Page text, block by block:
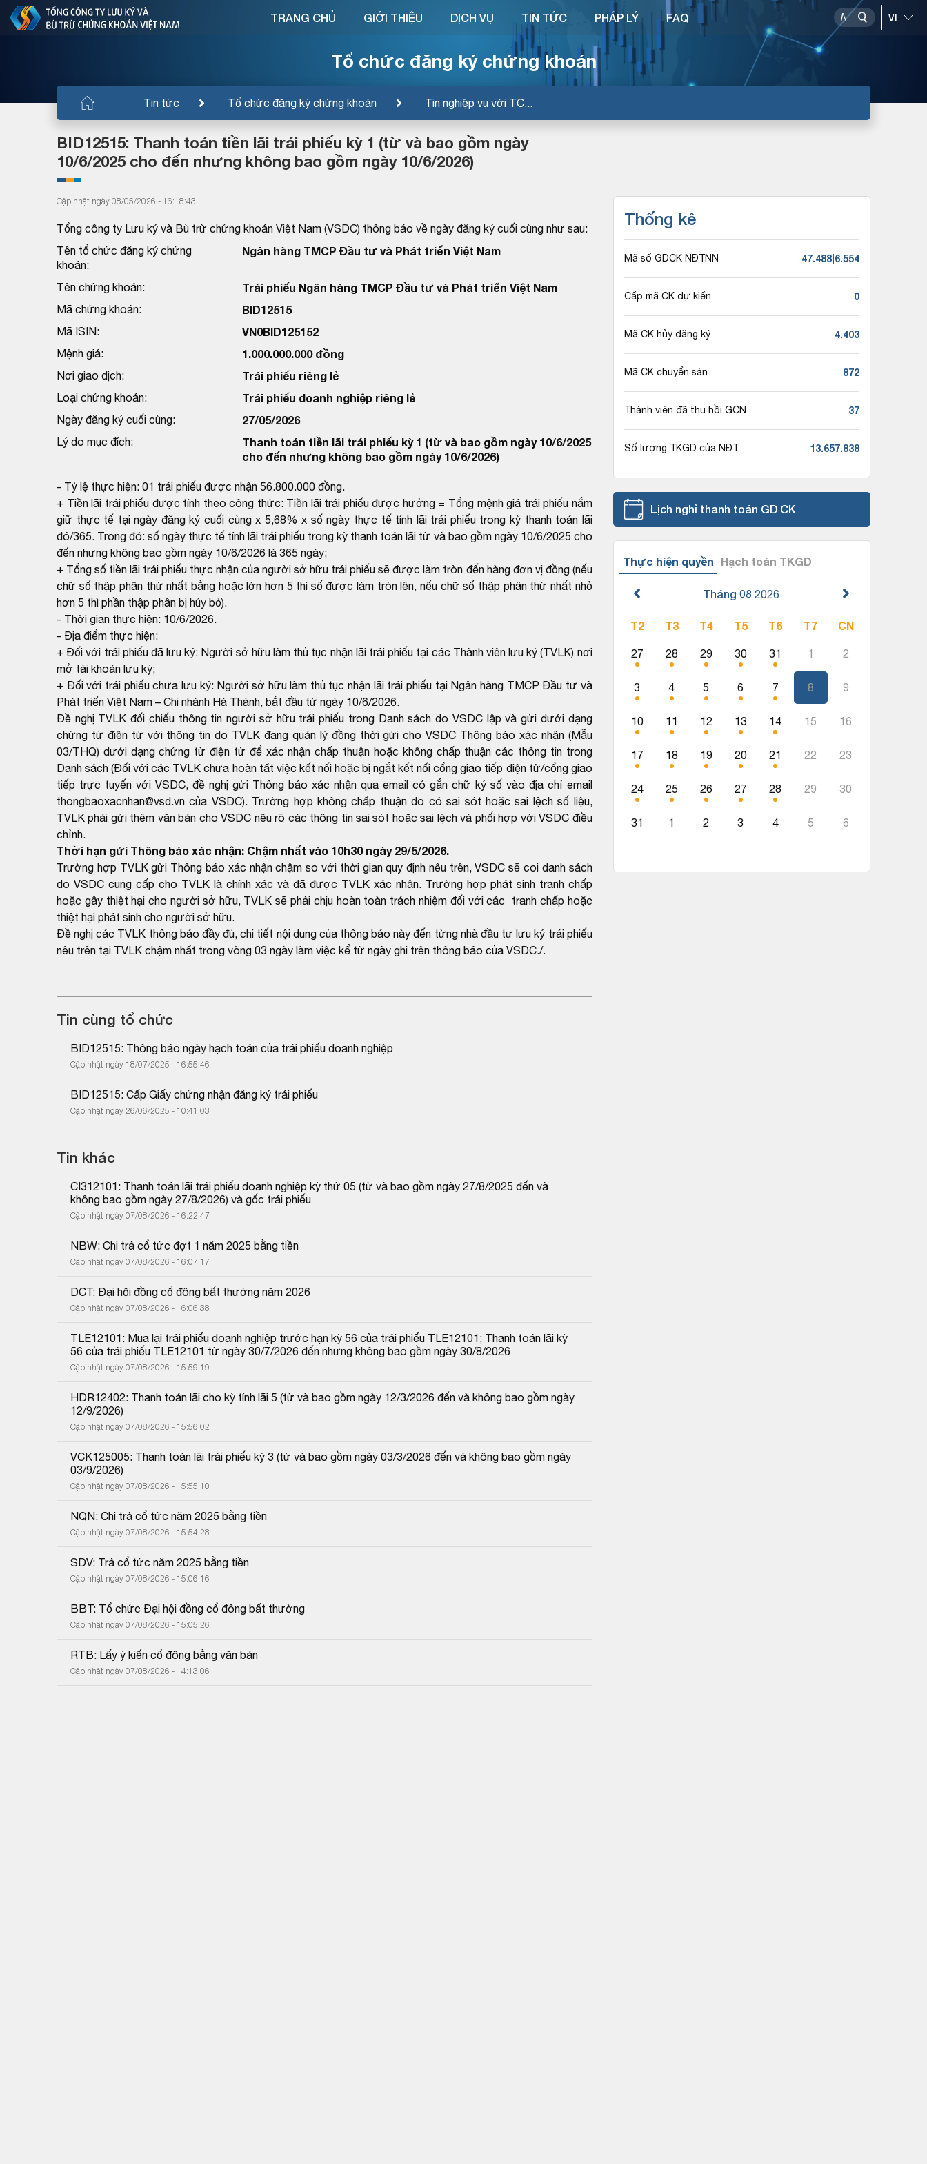
Tổ chức đăng ký chứng khoán
Tin tức Tổ chức đăng ký chứng khoán Tin nghiệp vụ với TC...
TRANG CHỦ GIỚI THIỆU DỊCH VỤ TIN TỨC PHÁP LÝ FAQ
BID12515: Thanh toán tiền lãi trái phiếu kỳ 1 (từ và bao gồm ngày
10/6/2025 cho đến nhưng không bao gồm ngày 10/6/2026)
Cập nhật ngày 08/05/2026 - 16:18:43
Tổng công ty Lưu ký và Bù trừ chứng khoán Việt Nam (VSDC) thông báo về ngày đăng ký cuối cùng như sau:
Tên tổ chức đăng ký chứng
khoán:
Ngân hàng TMCP Đầu tư và Phát triển Việt Nam
Tên chứng khoán: Trái phiếu Ngân hàng TMCP Đầu tư và Phát triển Việt Nam
Mã chứng khoán: BID12515
Mã ISIN: VN0BID125152
Mệnh giá: 1.000.000.000 đồng
Nơi giao dịch: Trái phiếu riêng lẻ
Loại chứng khoán: Trái phiếu doanh nghiệp riêng lẻ
Ngày đăng ký cuối cùng: 27/05/2026
Lý do mục đích:
Thanh toán tiền lãi trái phiếu kỳ 1 (từ và bao gồm ngày 10/6/2025
cho đến nhưng không bao gồm ngày 10/6/2026)
- Tỷ lệ thực hiện: 01 trái phiếu được nhận 56.800.000 đồng.
+ Tiền lãi trái phiếu được tính theo công thức: Tiền lãi trái phiếu được hưởng = Tổng mệnh giá trái phiếu nắm
giữ thực tế tại ngày đăng ký cuối cùng x 5,68% x số ngày thực tế tính lãi trái phiếu trong kỳ thanh toán lãi
đó/365. Trong đó: số ngày thực tế tính lãi trái phiếu trong kỳ thanh toán lãi từ và bao gồm ngày 10/6/2025 cho
đến nhưng không bao gồm ngày 10/6/2026 là 365 ngày;
+ Tổng số tiền lãi trái phiếu thực nhận của người sở hữu trái phiếu sẽ được làm tròn đến hàng đơn vị đồng (nếu
chữ số thập phân thứ nhất bằng hoặc lớn hơn 5 thì số được làm tròn lên, nếu chữ số thập phân thứ nhất nhỏ
hơn 5 thì phần thập phân bị hủy bỏ).
- Thời gian thực hiện: 10/6/2026.
- Địa điểm thực hiện:
+ Đối với trái phiếu đã lưu ký: Người sở hữu làm thủ tục nhận lãi trái phiếu tại các Thành viên lưu ký (TVLK) nơi
mở tài khoản lưu ký;
+ Đối với trái phiếu chưa lưu ký: Người sở hữu làm thủ tục nhận lãi trái phiếu tại Ngân hàng TMCP Đầu tư và
Phát triển Việt Nam – Chi nhánh Hà Thành, bắt đầu từ ngày 10/6/2026.
Đề nghị TVLK đối chiếu thông tin người sở hữu trái phiếu trong Danh sách do VSDC lập và gửi dưới dạng
chứng từ điện tử với thông tin do TVLK đang quản lý đồng thời gửi cho VSDC Thông báo xác nhận (Mẫu
03/THQ) dưới dạng chứng từ điện tử để xác nhận chấp thuận hoặc không chấp thuận các thông tin trong
Danh sách (Đối với các TVLK chưa hoàn tất việc kết nối hoặc bị ngắt kết nối cổng giao tiếp điện tử/cổng giao
tiếp trực tuyến với VSDC, đề nghị gửi Thông báo xác nhận qua email có gắn chữ ký số vào địa chỉ email
thongbaoxacnhan@vsd.vn của VSDC). Trường hợp không chấp thuận do có sai sót hoặc sai lệch số liệu,
TVLK phải gửi thêm văn bản cho VSDC nêu rõ các thông tin sai sót hoặc sai lệch và phối hợp với VSDC điều
chỉnh.
Thời hạn gửi Thông báo xác nhận: Chậm nhất vào 10h30 ngày 29/5/2026.
Trường hợp TVLK gửi Thông báo xác nhận chậm so với thời gian quy định nêu trên, VSDC sẽ coi danh sách
do VSDC cung cấp cho TVLK là chính xác và đã được TVLK xác nhận. Trường hợp phát sinh tranh chấp
hoặc gây thiệt hại cho người sở hữu, TVLK sẽ phải chịu hoàn toàn trách nhiệm đối với các tranh chấp hoặc
thiệt hại phát sinh cho người sở hữu.
Đề nghị các TVLK thông báo đầy đủ, chi tiết nội dung của thông báo này đến từng nhà đầu tư lưu ký trái phiếu
nêu trên tại TVLK chậm nhất trong vòng 03 ngày làm việc kể từ ngày ghi trên thông báo của VSDC./.
Tin cùng tổ chức
BID12515: Thông báo ngày hạch toán của trái phiếu doanh nghiệp
Cập nhật ngày 18/07/2025 - 16:55:46
BID12515: Cấp Giấy chứng nhận đăng ký trái phiếu
Cập nhật ngày 26/06/2025 - 10:41:03
Tin khác
CI312101: Thanh toán lãi trái phiếu doanh nghiệp kỳ thứ 05 (từ và bao gồm ngày 27/8/2025 đến và
không bao gồm ngày 27/8/2026) và gốc trái phiếu
Cập nhật ngày 07/08/2026 - 16:22:47
NBW: Chi trả cổ tức đợt 1 năm 2025 bằng tiền
Cập nhật ngày 07/08/2026 - 16:07:17
DCT: Đại hội đồng cổ đông bất thường năm 2026
Cập nhật ngày 07/08/2026 - 16:06:38
TLE12101: Mua lại trái phiếu doanh nghiệp trước hạn kỳ 56 của trái phiếu TLE12101; Thanh toán lãi kỳ
56 của trái phiếu TLE12101 từ ngày 30/7/2026 đến nhưng không bao gồm ngày 30/8/2026
Cập nhật ngày 07/08/2026 - 15:59:19
HDR12402: Thanh toán lãi cho kỳ tính lãi 5 (từ và bao gồm ngày 12/3/2026 đến và không bao gồm ngày
12/9/2026)
Cập nhật ngày 07/08/2026 - 15:56:02
VCK125005: Thanh toán lãi trái phiếu kỳ 3 (từ và bao gồm ngày 03/3/2026 đến và không bao gồm ngày
03/9/2026)
Cập nhật ngày 07/08/2026 - 15:55:10
NQN: Chi trả cổ tức năm 2025 bằng tiền
Cập nhật ngày 07/08/2026 - 15:54:28
SDV: Trả cổ tức năm 2025 bằng tiền
Cập nhật ngày 07/08/2026 - 15:06:16
BBT: Tổ chức Đại hội đồng cổ đông bất thường
Cập nhật ngày 07/08/2026 - 15:05:26
RTB: Lấy ý kiến cổ đông bằng văn bản
Cập nhật ngày 07/08/2026 - 14:13:06
Thống kê
Mã số GDCK NĐTNN 47.488|6.554
Cấp mã CK dự kiến 0
Mã CK hủy đăng ký 4.403
Mã CK chuyển sàn 872
Thành viên đã thu hồi GCN 37
Số lượng TKGD của NĐT 13.657.838
Lịch nghỉ thanh toán GD CK
Thực hiện quyền Hạch toán TKGD
Tháng 08 2026
T2 T3 T4 T5 T6 T7 CN
27 28 29 30 31 1 2
3 4 5 6 7 8 9
10 11 12 13 14 15 16
17 18 19 20 21 22 23
24 25 26 27 28 29 30
31 1 2 3 4 5 6